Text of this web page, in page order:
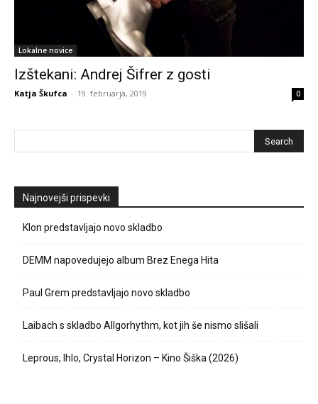
Lokalne novice
Izštekani: Andrej Šifrer z gosti
Katja Škufca - 19. februarja, 2019 0
Najnovejši prispevki
Klon predstavljajo novo skladbo
DEMM napovedujejo album Brez Enega Hita
Paul Grem predstavljajo novo skladbo
Laibach s skladbo Allgorhythm, kot jih še nismo slišali
Leprous, Ihlo, Crystal Horizon – Kino Šiška (2026)